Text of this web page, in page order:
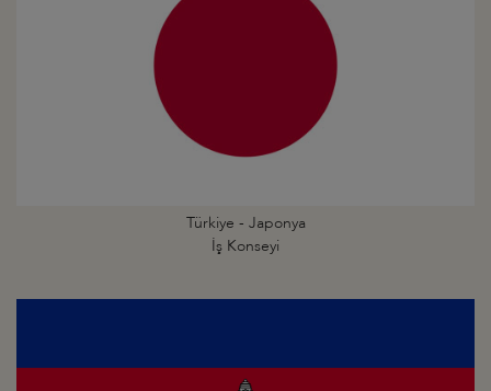
Türkiye - Japonya
İş Konseyi